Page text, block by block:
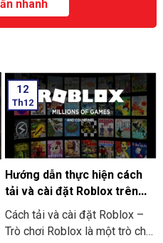
12
Th12
Hướng dẫn thực hiện cách
tải và cài đặt Roblox trên
máy tính thật đơn giản
Cách tải và cài đặt Roblox –
Trò chơi Roblox là một trò chơi